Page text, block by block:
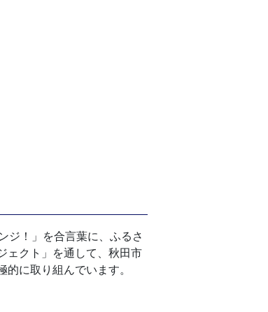
ジ！」を合言葉に、ふるさ
ェクト」を通して、秋田市
に取り組んでいます。